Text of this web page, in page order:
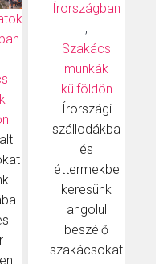
Írországban
,
Szakács
munkák
külföldön
Írországi
szállodákba
és
éttermekbe
keresünk
angolul
beszélő
szakácsokat